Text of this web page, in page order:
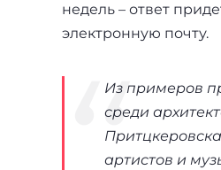
недель – ответ
электронную почту.
Из примеров
среди
артистов и